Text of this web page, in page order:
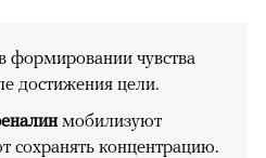
формировании чувства
достижения цели.
мобилизуют
сохранять концентрацию.